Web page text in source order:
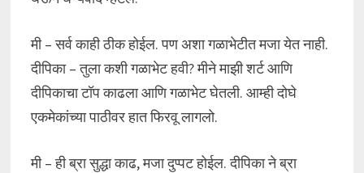
मी – सर्व काही ठीक होईल. पण अशा गळाभेटीत मजा येत नाही.
दीपिका – तुला कशी गळाभेट हवी? मीने माझी शर्ट आणि
दीपिकाचा टॉप काढला आणि गळाभेट घेतली. आम्ही दोघे
एकमेकांच्या पाठीवर हात फिरवू लागलो.
मी – ही ब्रा सुद्धा काढ, मजा दुप्पट होईल. दीपिका ने ब्रा